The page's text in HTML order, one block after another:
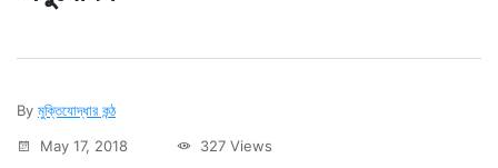
By মুক্তিযোদ্ধার কন্ঠ
May 17, 2018
327 Views